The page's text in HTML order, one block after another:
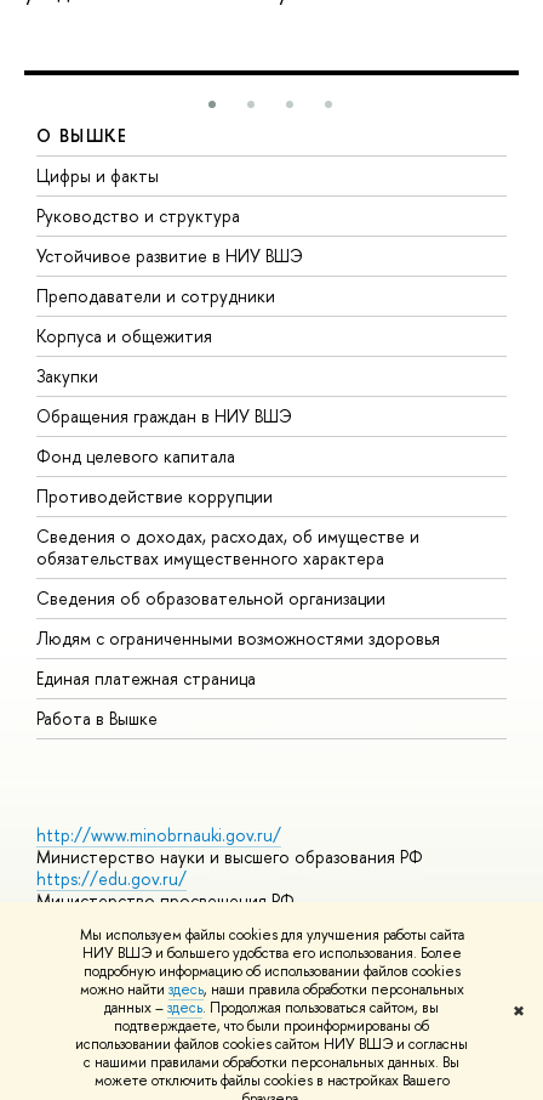
Мы используем файлы cookies для улучшения работы сайта
НИУ ВШЭ и большего удобства его использования. Более
подробную информацию об использовании файлов cookies
можно найти здесь, наши правила обработки персональных
данных –здесь. Продолжая пользоваться сайтом, вы
подтверждаете, что были проинформированы об
использовании файлов cookies сайтом НИУ ВШЭ и согласны
с нашими правилами обработки персональных данных. Вы
можете отключить файлы cookies в настройках Вашего
✖
О ВЫШКЕ
Цифры и факты
Руководство и структура
Устойчивое развитие в НИУ ВШЭ
Преподаватели и сотрудники
Корпуса и общежития
Закупки
Обращения граждан в НИУ ВШЭ
Фонд целевого капитала
Противодействие коррупции
Сведения о доходах, расходах, об имуществе и
обязательствах имущественного характера
Сведения об образовательной организации
Людям с ограниченными возможностями здоровья
Единая платежная страница
Работа в Вышке
http://www.minobrnauki.gov.ru/
Министерство науки и высшего образования РФ
https://edu.gov.ru/
Министерство просвещения РФ
https://elearning.hse.ru/mooc
Массовые открытые онлайн-курсы
© НИУ ВШЭ 1993–2026 Адреса и контактыУсловия
использования материалов Политика конфиденциальности
Шрифты HSE Sans и HSE Slab разработаны вШколе дизайна НИУ